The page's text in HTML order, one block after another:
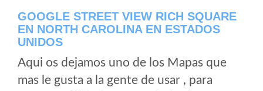
GOOGLE STREET VIEW RICH SQUARE
EN NORTH CAROLINA EN ESTADOS
UNIDOS
Aqui os dejamos uno de los Mapas que
mas le gusta a la gente de usar , para